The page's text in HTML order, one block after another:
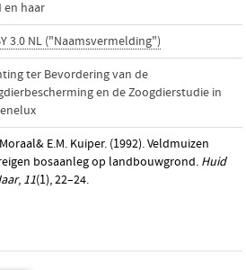
en haar
3.0 NL ("Naamsvermelding")
ter Bevordering van de
en de Zoogdierstudie in
E.M. Kuiper. (1992). Veldmuizen
bosaanleg op landbouwgrond. Huid
, 11(1), 22–24.